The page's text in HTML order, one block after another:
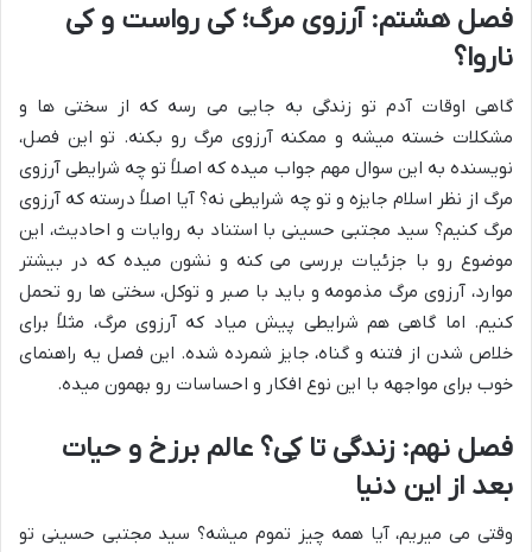
فصل هشتم: آرزوی مرگ؛ کی رواست و کی
ناروا؟
گاهی اوقات آدم تو زندگی به جایی می رسه که از سختی ها و
مشکلات خسته میشه و ممکنهآرزوی مرگ رو بکنه. تو این فصل،
نویسنده به این سوال مهم جواب میده که اصلاً تو چه شرایطی آرزوی
مرگ از نظر اسلام جایزه و تو چه شرایطی نه؟ آیا اصلاً درسته که آرزوی
مرگ کنیم؟ سید مجتبی حسینی با استناد به روایات و احادیث، این
موضوع رو با جزئیات بررسی می کنه و نشون میده که در بیشتر
موارد، آرزوی مرگ مذمومه و باید با صبر و توکل، سختی ها رو تحمل
کنیم. اما گاهی هم شرایطی پیش میاد که آرزوی مرگ، مثلاً برای
خلاص شدن از فتنه و گناه، جایز شمرده شده. این فصل یه راهنمای
خوب برای مواجهه با این نوع افکار و احساسات رو بهمون میده.
فصل نهم: زندگی تا کِی؟ عالم برزخ و حیات
بعد از این دنیا
وقتی می میریم، آیا همه چیز تموم میشه؟ سید مجتبی حسینی تو